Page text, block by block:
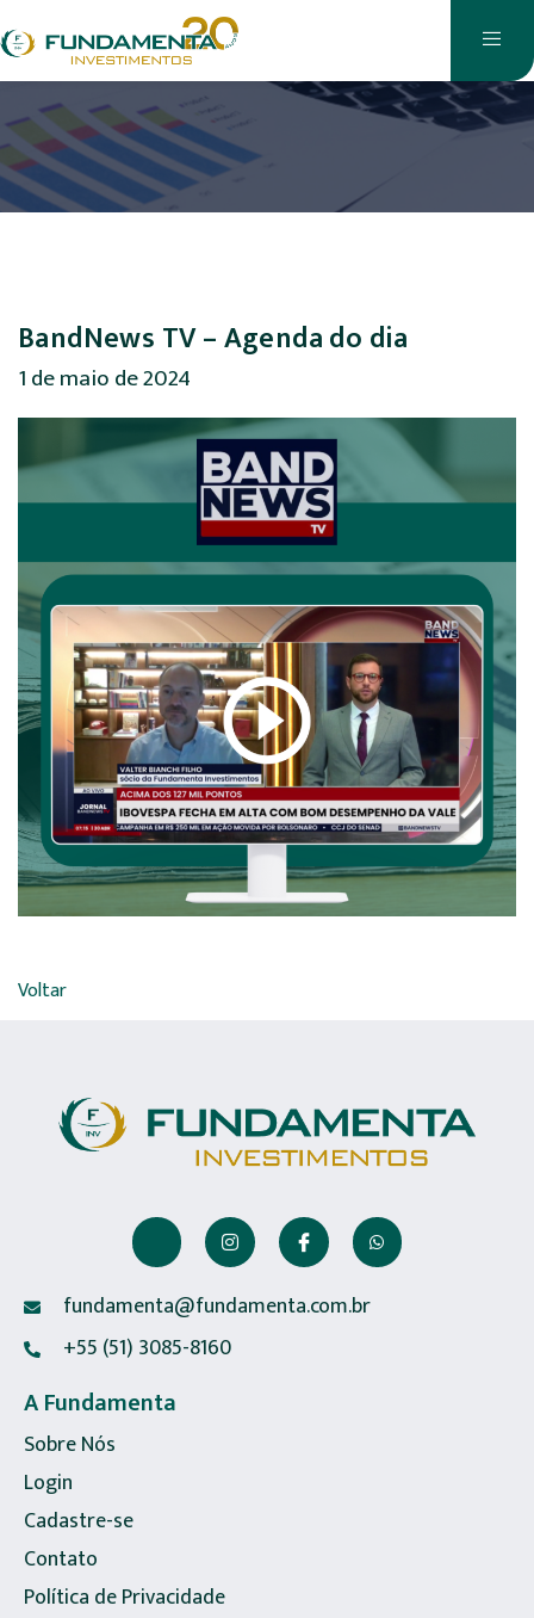
BandNews TV – Agenda do dia
1 de maio de 2024
Voltar
fundamenta@fundamenta.com.br
+55 (51) 3085-8160
A Fundamenta
Sobre Nós
Login
Cadastre-se
Contato
Política de Privacidade